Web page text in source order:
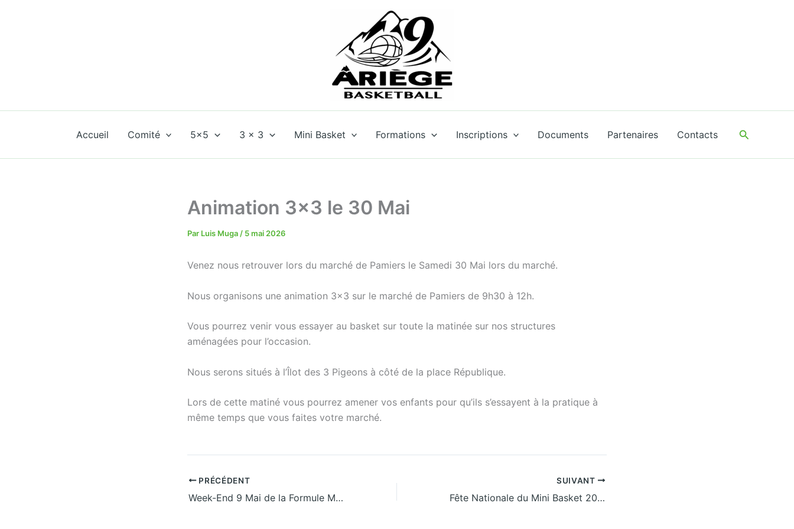
Accueil Comité 5×5 3 x 3 Mini Basket Formations Inscriptions Documents Partenaires Contacts
Animation 3×3 le 30 Mai
Par Luis Muga / 5 mai 2026
Venez nous retrouver lors du marché de Pamiers le Samedi 30 Mai lors du marché.
Nous organisons une animation 3×3 sur le marché de Pamiers de 9h30 à 12h.
Vous pourrez venir vous essayer au basket sur toute la matinée sur nos structures
aménagées pour l’occasion.
Nous serons situés à l’Îlot des 3 Pigeons à côté de la place République.
Lors de cette matiné vous pourrez amener vos enfants pour qu’ils s’essayent à la pratique à
même temps que vous faites votre marché.
PRÉCÉDENT
Week-End 9 Mai de la Formule Match
SUIVANT
Fête Nationale du Mini Basket 2026